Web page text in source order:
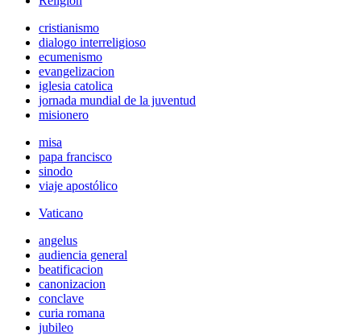
cristianismo
dialogo interreligioso
ecumenismo
evangelizacion
iglesia catolica
jornada mundial de la juventud
misionero
misa
papa francisco
sinodo
viaje apostólico
Vaticano
angelus
audiencia general
beatificacion
canonizacion
conclave
curia romana
jubileo